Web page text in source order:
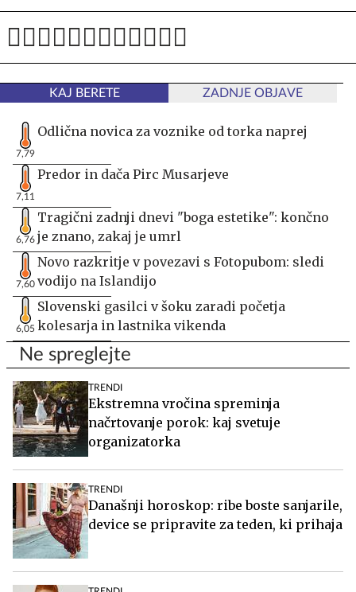
KAJ BERETE ZADNJE OBJAVE
7,79
Odlična novica za voznike od torka naprej
7,11
Predor in dača Pirc Musarjeve
6,76
Tragični zadnji dnevi "boga estetike": končno
je znano, zakaj je umrl
7,60
Novo razkritje v povezavi s Fotopubom: sledi
vodijo na Islandijo
6,05
Slovenski gasilci v šoku zaradi početja
kolesarja in lastnika vikenda
Ne spreglejte
TRENDI
Ekstremna vročina spreminja
načrtovanje porok: kaj svetuje
organizatorka
TRENDI
Današnji horoskop: ribe boste sanjarile,
device se pripravite za teden, ki prihaja